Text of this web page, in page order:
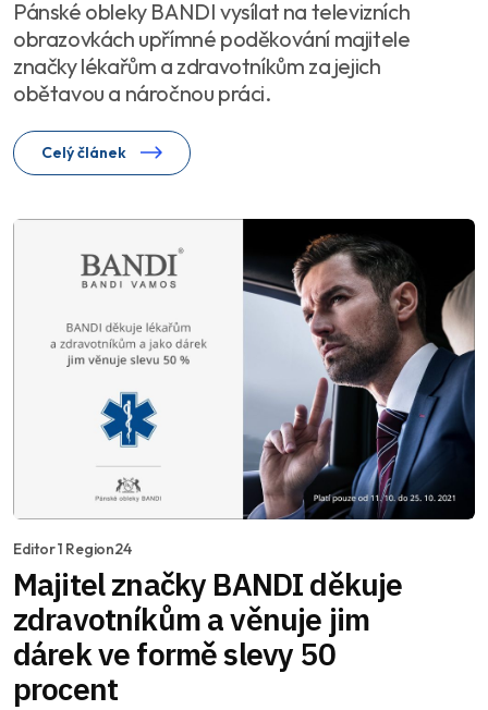
Pánské obleky BANDI vysílat na televizních
obrazovkách upřímné poděkování majitele
značky lékařům a zdravotníkům za jejich
obětavou a náročnou práci.
Celý článek
Editor 1 Region24
Majitel značky BANDI děkuje
zdravotníkům a věnuje jim
dárek ve formě slevy 50
procent